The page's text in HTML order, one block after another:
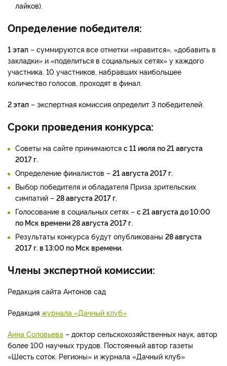
лайков).
Определение победителя:
1 этап – суммируются все отметки «нравится», «добавить в
закладки» и «поделиться в социальных сетях» у каждого
участника. 10 участников, набравших наибольшее
количество голосов, проходят в финал.
2 этап – экспертная комиссия определит 3 победителей.
Сроки проведения конкурса:
Советы на сайте принимаются с 11 июля по 21 августа
2017 г.
Определение финалистов – 21 августа 2017 г.
Выбор победителя и обладателя Приза зрительских
симпатий – 28 августа 2017 г.
Голосование в социальных сетях – с 21 августа до 10:00
по Мск времени 28 августа 2017 г.
Результаты конкурса будут опубликованы 28 августа
2017 г. в 13:00 по Мск времени.
Члены экспертной комиссии:
Редакция сайта Антонов сад
Редакция журнала «Дачный клуб»
Анна Соловьева – доктор сельскохозяйственных наук, автор
более 100 научных трудов. Постоянный автор газеты
«Шесть соток. Регионы» и журнала «Дачный клуб»